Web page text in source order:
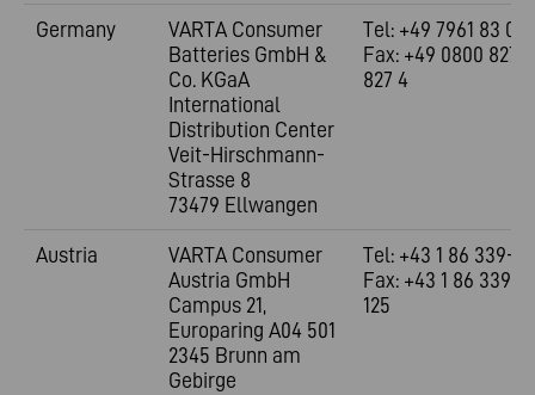
Germany
VARTA Consumer
Batteries GmbH &
Co. KGaA
International
Distribution Center
Veit-Hirschmann-
Strasse 8
73479 Ellwangen
Tel: +49 7961 83 0
Fax: +49 0800 827
827 4
Austria
VARTA Consumer
Austria GmbH
Campus 21,
Europaring A04 501
2345 Brunn am
Gebirge
Tel: +43 1 86 339-0
Fax: +43 1 86 339-
125